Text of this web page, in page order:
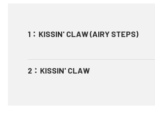
1 ： KISSIN' CLAW (AIRY STEPS)
2 ： KISSIN' CLAW